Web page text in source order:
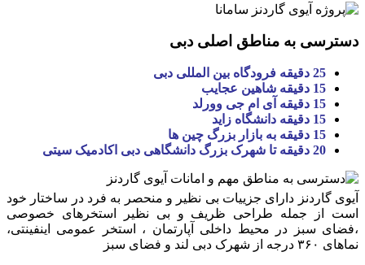
دسترسی به مناطق اصلی دبی
25 دقیقه فرودگاه بین المللی دبی
15 دقیقه شاهین عجایب
15 دقیقه آی ام جی وورلد
15 دقیقه دانشگاه زاید
15 دقیقه به بازار بزرگ چین ها
20 دقیقه تا شهرک بزرگ دانشگاهی دبی اکادمیک سیتی
آیوی گاردنز دارای جزییات بی نظیر و منحصر به فرد در ساختار خود
است از جمله طراحی ظریف و بی نظیر استخرهای خصوصی
،فضای سبز در محیط داخلی آپارتمان ، استخر عمومی اینفینتی،
نماهای ۳۶۰ درجه از شهرک دبی لند و فضای سبز